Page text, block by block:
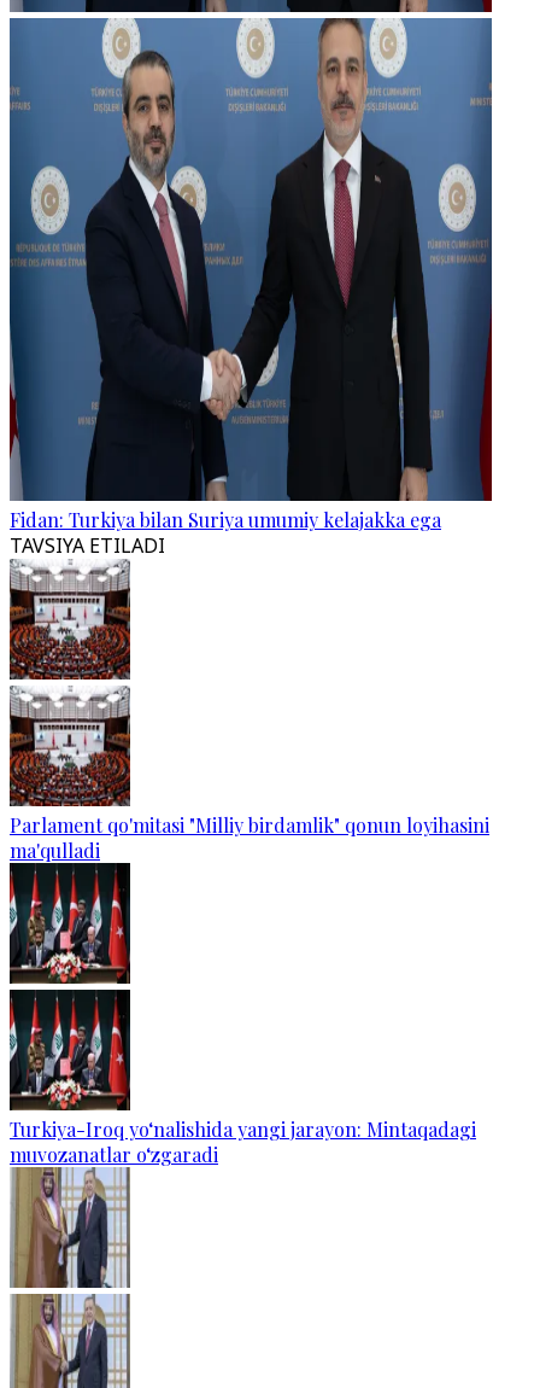
Fidan: Turkiya bilan Suriya umumiy kelajakka ega
TAVSIYA ETILADI
Parlament qo'mitasi "Milliy birdamlik" qonun loyihasini
ma'qulladi
Turkiya-Iroq yo‘nalishida yangi jarayon: Mintaqadagi
muvozanatlar o‘zgaradi